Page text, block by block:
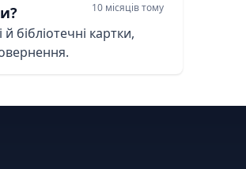
10 місяців тому
бібліотечні картки,